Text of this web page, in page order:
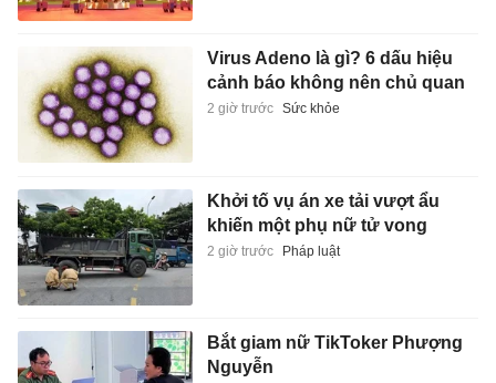
Virus Adeno là gì? 6 dấu hiệu
cảnh báo không nên chủ quan
2 giờ trước Sức khỏe
Khởi tố vụ án xe tải vượt ẩu
khiến một phụ nữ tử vong
2 giờ trước Pháp luật
Bắt giam nữ TikToker Phượng
Nguyễn